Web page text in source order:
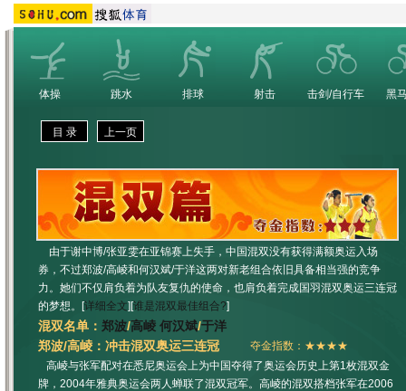
体操 跳水 排球 射击 击剑/自行车 黑
目 录 上一页
由于谢中博/张亚雯在亚锦赛上失手，中国混双没有获得满额奥运入场
券，不过郑波/高崚和何汉斌/于洋这两对新老组合依旧具备相当强的竞争
力。她们不仅肩负着为队友复仇的使命，也肩负着完成国羽混双奥运三连冠
的梦想。[详细全文][谁是混双最佳组合?]
混双名单： 郑波/高崚 何汉斌/于洋
郑波/高崚：冲击混双奥运三连冠
夺金指数：★★★★
高崚与张军配对在悉尼奥运会上为中国夺得了奥运会历史上第1枚混双金
牌，2004年雅典奥运会两人蝉联了混双冠军。高崚的混双搭档张军在2006